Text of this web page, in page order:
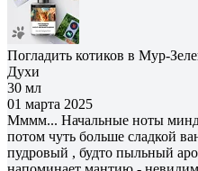
Погладить котиков в Мур-
Духи
30 мл
01 марта 2025
Мммм... Начальные ноты
потом чуть больше сладкой
пудровый , будто пыльный